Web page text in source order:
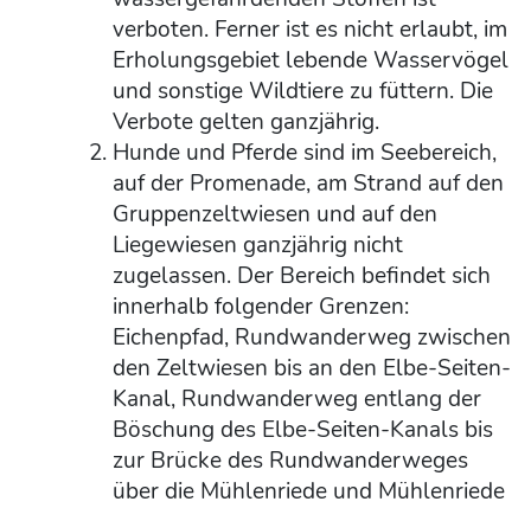
verboten. Ferner ist es nicht erlaubt, im
Erholungsgebiet lebende Wasservögel
und sonstige Wildtiere zu füttern. Die
Verbote gelten ganzjährig.
Hunde und Pferde sind im Seebereich,
auf der Promenade, am Strand auf den
Gruppenzeltwiesen und auf den
Liegewiesen ganzjährig nicht
zugelassen. Der Bereich befindet sich
innerhalb folgender Grenzen:
Eichenpfad, Rundwanderweg zwischen
den Zeltwiesen bis an den Elbe-Seiten-
Kanal, Rundwanderweg entlang der
Böschung des Elbe-Seiten-Kanals bis
zur Brücke des Rundwanderweges
über die Mühlenriede und Mühlenriede